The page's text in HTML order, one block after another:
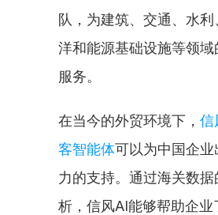
队，为建筑、交通、水
洋和能源基础设施等领
服务。
在当今的外贸环境下， 信
客智能体可以为中国企
力的支持。通过海关数据
析，信风AI能够帮助企业